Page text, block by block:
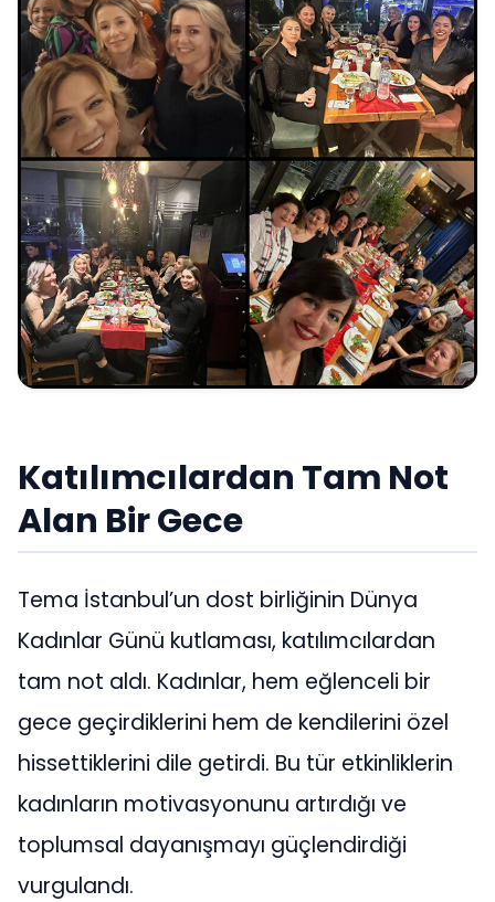
Katılımcılardan Tam Not
Alan Bir Gece
Tema İstanbul’un dost birliğinin Dünya
Kadınlar Günü kutlaması, katılımcılardan
tam not aldı. Kadınlar, hem eğlenceli bir
gece geçirdiklerini hem de kendilerini özel
hissettiklerini dile getirdi. Bu tür etkinliklerin
kadınların motivasyonunu artırdığı ve
toplumsal dayanışmayı güçlendirdiği
vurgulandı.